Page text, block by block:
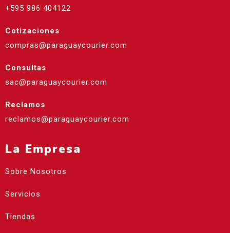
+595 986 404122
Cotizaciones
compras@paraguaycourier.com
Consultas
sac@paraguaycourier.com
Reclamos
reclamos@paraguaycourier.com
La Empresa
Sobre Nosotros
Servicios
Tiendas